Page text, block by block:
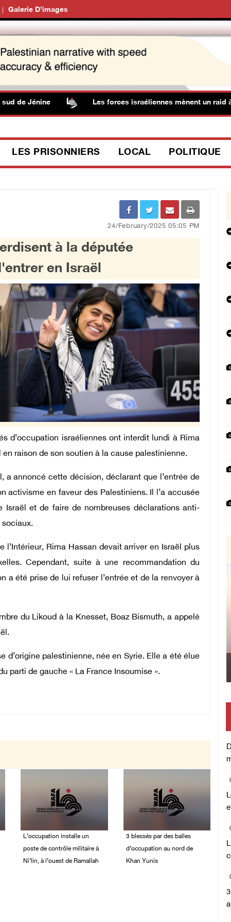
Galerie D’images
Jénine Les forces israéliennes mènent un raid à
LES PRISONNIERS LOCAL POLITIQUE
24/February/2025 05:05 PM
à la députée
en Israël
d’occupation israéliennes ont interdit lundi à Rima
raison de son soutien à la cause palestinienne.
a annoncé cette décision, déclarant que l’entrée de
activisme en faveur des Palestiniens. Il l’a accusée
et de faire de nombreuses déclarations anti-
sociaux.
Rima Hassan devait arriver en Israël plus
Cependant, suite à une recommandation du
a été prise de lui refuser l’entrée et de la renvoyer à
du Likoud à la Knesset, Boaz Bismuth, a appelé
d’origine palestinienne, née en Syrie. Elle a été élue
parti de gauche « La France Insoumise ».
L’occupation installe un
poste de contrôle militaire à
Ni’lin, à l’ouest de Ramallah
3 blessés par des balles
d’occupation au nord de
Khan Yunis